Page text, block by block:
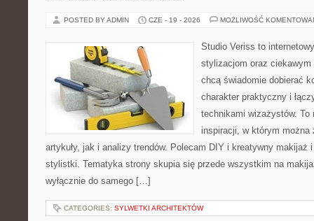
POSTED BY ADMIN CZE - 19 - 2026 MOŻLIWOŚĆ
Studio Veriss to
stylizacjom oraz ciekawym
chcą świadomie dobierać
charakter praktyczny i
technikami wizażystów. To
inspiracji, w którym
artykuły, jak i analizy trendów. Polecam DIY i kreatywny makijaż
stylistki. Tematyka strony skupia się przede wszystkim na
wyłącznie do samego […]
CATEGORIES: SYLWETKI ARCHITEKTÓW